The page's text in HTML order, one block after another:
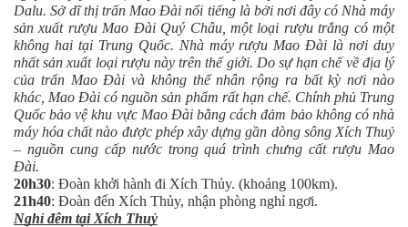
Dalu. Sở dĩ thị trấn Mao Đài nổi tiếng là bởi nơi đây có Nhà máy
sản xuất rượu Mao Đài Quý Châu, một loại rượu trắng có một
không hai tại Trung Quốc. Nhà máy rượu Mao Đài là nơi duy
nhất sản xuất loại rượu này trên thế giới. Do sự hạn chế về địa lý
của trấn Mao Đài và không thể nhân rộng ra bất kỳ nơi nào
khác, Mao Đài có nguồn sản phẩm rất hạn chế. Chính phủ Trung
Quốc bảo vệ khu vực Mao Đài bằng cách đảm bảo không có nhà
máy hóa chất nào được phép xây dựng gần dòng sông Xích Thuỷ
– nguồn cung cấp nước trong quá trình chưng cất rượu Mao
Đài.
20h30: Đoàn khởi hành đi Xích Thủy. (khoảng 100km).
21h40: Đoàn đến Xích Thủy, nhận phòng nghỉ ngơi.
Nghỉ đêm tại Xích Thuỷ